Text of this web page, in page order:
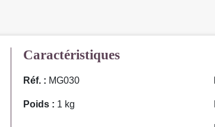
Caractéristiques
Réf. : MG030
Poids : 1 kg